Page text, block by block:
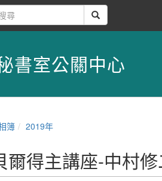
書室公關中心
簿 2019年
爾得主講座-中村